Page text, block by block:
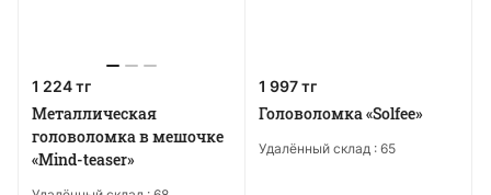
1 224 тг
Металлическая
головоломка в мешочке
«Mind-teaser»
1 997 тг
Головоломка «Solfee»
Удалённый склад : 65